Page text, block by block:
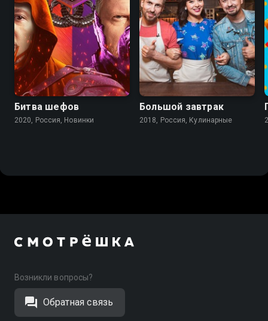
Битва шефов
2020, Россия, Новинки
Большой завтрак
2018, Россия, Кулинарные
Возникли вопросы?
Обратная связь